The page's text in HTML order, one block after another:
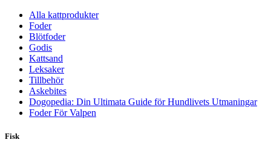
Alla kattprodukter
Foder
Blötfoder
Godis
Kattsand
Leksaker
Tillbehör
Askebites
Dogopedia: Din Ultimata Guide för Hundlivets Utmaningar
Foder För Valpen
Fisk